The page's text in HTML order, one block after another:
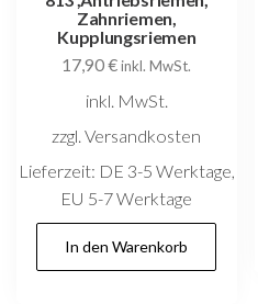
Zahnriemen,
Kupplungsriemen
17,90€ inkl. MwSt.
inkl. MwSt.
zzgl. Versandkosten
Lieferzeit: DE 3-5 Werktage,
EU 5-7 Werktage
In den Warenkorb